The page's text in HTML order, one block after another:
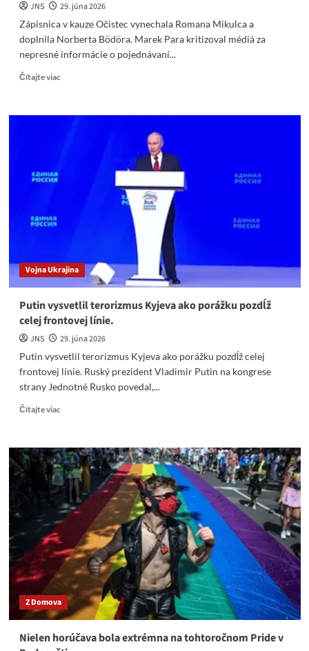
JNS
29. júna 2026
Zápisnica v kauze Očistec vynechala Romana Mikulca a
doplnila Norberta Bödöra. Marek Para kritizoval médiá za
nepresné informácie o pojednávaní...
Čítajte viacRead
Zápisnica
Vojna Ukrajina
Putin vysvetlil terorizmus Kyjeva ako porážku pozdĺž
celej frontovej línie.
JNS
29. júna 2026
Putin vysvetlil terorizmus Kyjeva ako porážku pozdĺž celej
frontovej línie. Ruský prezident Vladimir Putin na kongrese
strany Jednotné Rusko povedal,...
Čítajte viacRead
Putin
vysvetlil
terorizmus
Kyjeva
ako
porážku
pozdĺž
celej
frontovej
línie.
Z Domova
Nielen horúčava bola extrémna na tohtoročnom Pride v